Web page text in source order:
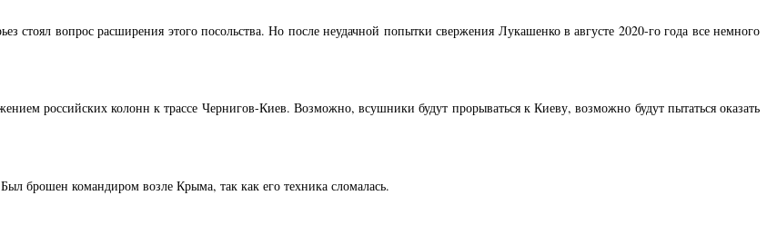
стоял вопрос расширения этого посольства. Но после неудачной попытки свержения Лукашенко в августе 2020-го года все немного
российских колонн к трассе Чернигов-Киев. Возможно, всушники будут прорываться к Киеву, возможно будут пытаться оказать
командиром возле Крыма, так как его техника сломалась.